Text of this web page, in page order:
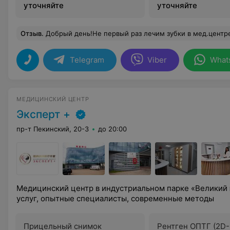
сканирования
уточняйте уточняйте
Отзыв. Добрый день!Не первый раз лечим зубки в мед.центре на Неманской улице,всегда доброжелательное и отзывчивое отношение,все по порядку расскажу о начала лечения,состояния пациента и теперь уже
Telegram Viber
МЕДИЦИНСКИЙ ЦЕНТР
Эксперт +
пр-т Пекинский, 20-3 до 20:00
Медицинский центр в индустриальном парке
услуг, опытные специалисты, современные методы
Прицельный снимок Рентген ОПТГ (2D-